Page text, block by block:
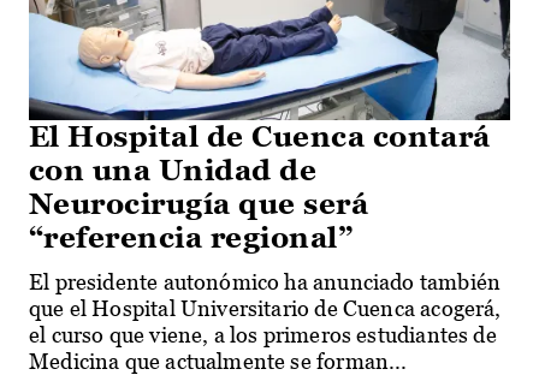
El Hospital de Cuenca contará
con una Unidad de
Neurocirugía que será
“referencia regional”
El presidente autonómico ha anunciado también
que el Hospital Universitario de Cuenca acogerá,
el curso que viene, a los primeros estudiantes de
Medicina que actualmente se forman...